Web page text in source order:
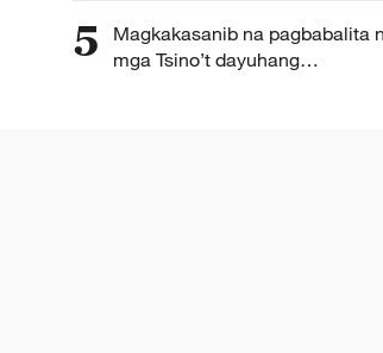
5
Magkakasanib na pagbabalita
mga Tsino’t dayuhang